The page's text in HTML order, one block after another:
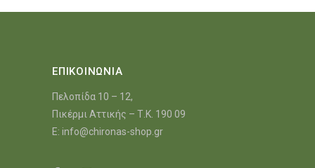
ΕΠΙΚΟΙΝΩΝΙΑ
Πελοπίδα 10 – 12,
Πικέρμι Αττικής – Τ.Κ. 190 09
E: info@chironas-shop.gr